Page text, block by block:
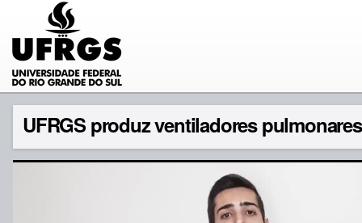
UFRGS produz ventiladores